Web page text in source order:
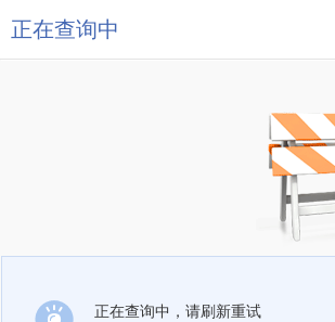
正在查询中
正在查询中，请刷新重试